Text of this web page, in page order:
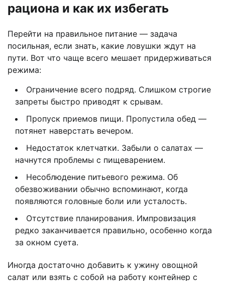
рациона и как их избегать
Перейти на правильное питание — задача
посильная, если знать, какие ловушки ждут на
пути. Вот что чаще всего мешает придерживаться
режима:
Ограничение всего подряд. Слишком строгие
запреты быстро приводят к срывам.
Пропуск приемов пищи. Пропустила обед —
потянет наверстать вечером.
Недостаток клетчатки. Забыли о салатах —
начнутся проблемы с пищеварением.
Несоблюдение питьевого режима. Об
обезвоживании обычно вспоминают, когда
появляются головные боли или усталость.
Отсутствие планирования. Импровизация
редко заканчивается правильно, особенно когда
за окном суета.
Иногда достаточно добавить к ужину овощной
салат или взять с собой на работу контейнер с